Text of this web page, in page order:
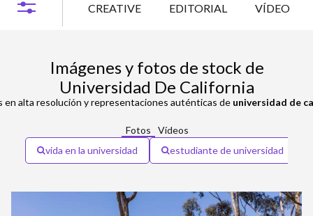
CREATIVE EDITORIAL VÍDEO
Imágenes y fotos de stock de
Universidad De California
alta resolución y representaciones auténticas de universidad de
Fotos
Vídeos
vida en la universidad
estudiante de universidad